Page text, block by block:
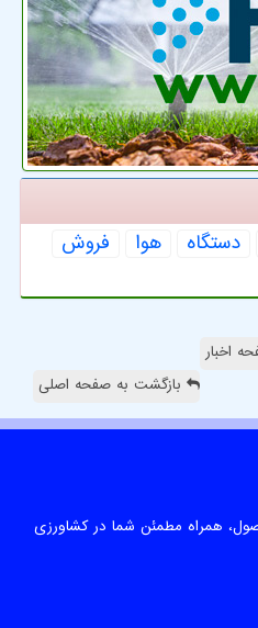
دستگاه هوا
فروش
اخبار
بازگشت به صفحه اصلی
همراه مطمئن شما در کشاورزی